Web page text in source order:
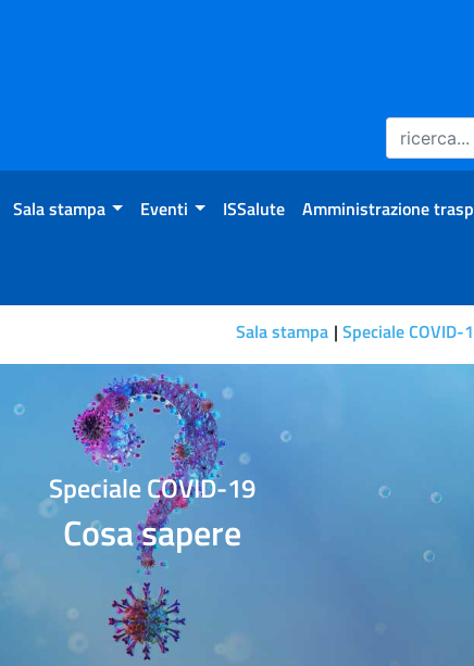
Sala stampa Eventi ISSalute Amministrazione
Sala stampa Speciale COVID-
Speciale COVID-19
Cosa sapere